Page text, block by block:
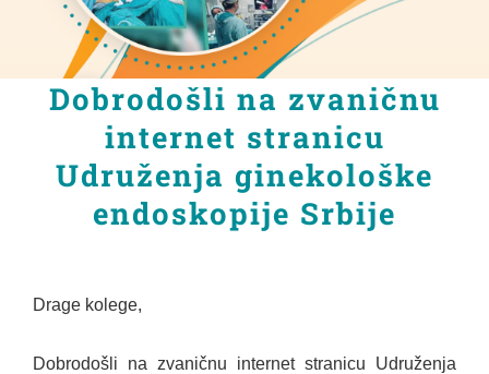
KONTAKT
Srpski
English
Dobrodošli na zvaničnu
internet stranicu
Udruženja ginekološke
endoskopije Srbije
Drage kolege,
Dobrodošli na zvaničnu internet stranicu Udruženja